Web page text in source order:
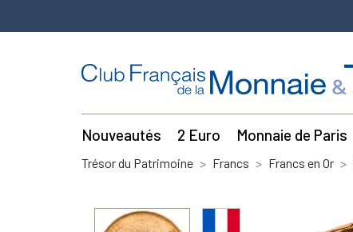
Nouveautés 2 Euro Monnaie de Paris
Trésor du Patrimoine Francs Francs en Or